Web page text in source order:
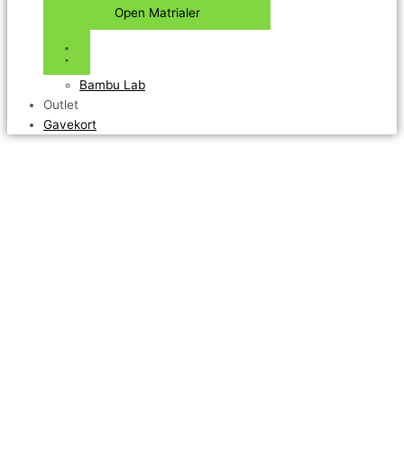
Open Matrialer
Bambu Lab
Outlet
Gavekort